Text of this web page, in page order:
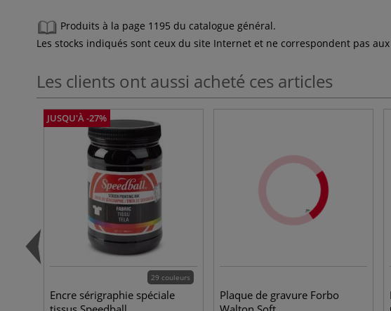
Produits à la page 1195 du catalogue général.
Les stocks indiqués sont ceux du site Internet et ne correspondent pas
Les clients ont aussi acheté ces articles
JUSQU'À -27%
29 couleurs
Encre sérigraphie spéciale
Plaque de gravure Forbo